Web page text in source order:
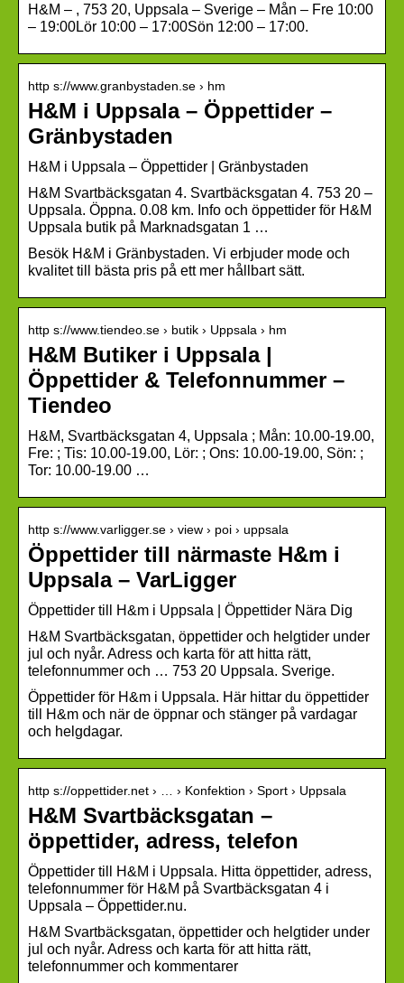
H&M – , 753 20, Uppsala – Sverige – Mån – Fre 10:00
– 19:00Lör 10:00 – 17:00Sön 12:00 – 17:00.
http s://www.granbystaden.se › hm
H&M i Uppsala – Öppettider –
Gränbystaden
H&M i Uppsala – Öppettider | Gränbystaden
H&M Svartbäcksgatan 4. Svartbäcksgatan 4. 753 20 –
Uppsala. Öppna. 0.08 km. Info och öppettider för H&M
Uppsala butik på Marknadsgatan 1 …
Besök H&M i Gränbystaden. Vi erbjuder mode och
kvalitet till bästa pris på ett mer hållbart sätt.
http s://www.tiendeo.se › butik › Uppsala › hm
H&M Butiker i Uppsala |
Öppettider & Telefonnummer –
Tiendeo
H&M, Svartbäcksgatan 4, Uppsala ; Mån: 10.00-19.00,
Fre: ; Tis: 10.00-19.00, Lör: ; Ons: 10.00-19.00, Sön: ;
Tor: 10.00-19.00 …
http s://www.varligger.se › view › poi › uppsala
Öppettider till närmaste H&m i
Uppsala – VarLigger
Öppettider till H&m i Uppsala | Öppettider Nära Dig
H&M Svartbäcksgatan, öppettider och helgtider under
jul och nyår. Adress och karta för att hitta rätt,
telefonnummer och … 753 20 Uppsala. Sverige.
Öppettider för H&m i Uppsala. Här hittar du öppettider
till H&m och när de öppnar och stänger på vardagar
och helgdagar.
http s://oppettider.net › … › Konfektion › Sport › Uppsala
H&M Svartbäcksgatan –
öppettider, adress, telefon
Öppettider till H&M i Uppsala. Hitta öppettider, adress,
telefonnummer för H&M på Svartbäcksgatan 4 i
Uppsala – Öppettider.nu.
H&M Svartbäcksgatan, öppettider och helgtider under
jul och nyår. Adress och karta för att hitta rätt,
telefonnummer och kommentarer